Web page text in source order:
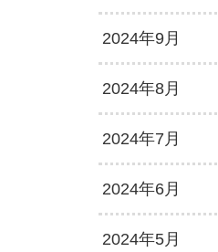
2024年9月
2024年8月
2024年7月
2024年6月
2024年5月